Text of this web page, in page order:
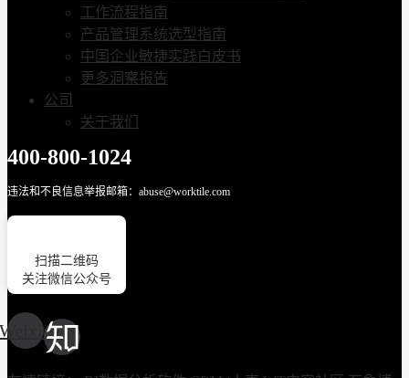
工作流程指南
产品管理系统选型指南
中国企业敏捷实践白皮书
更多洞察报告
公司
关于我们
400-800-1024
违法和不良信息举报邮箱：abuse@worktile.com
扫描二维码
关注微信公众号
Weixin